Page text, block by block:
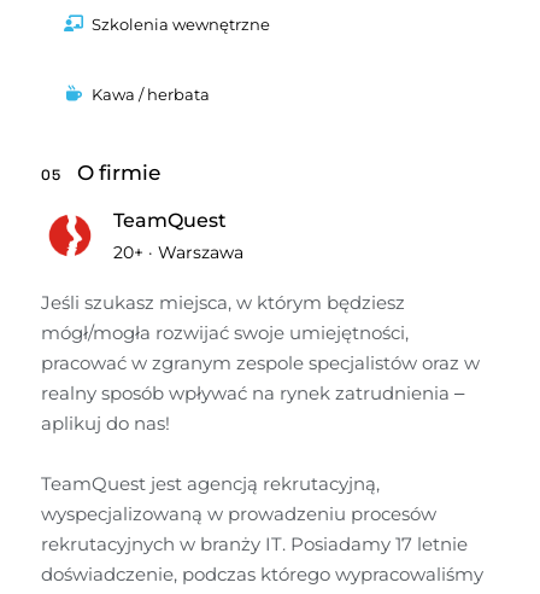
Szkolenia wewnętrzne
Kawa / herbata
05 O firmie
TeamQuest
20+ ·Warszawa
Jeśli szukasz miejsca, w którym będziesz
mógł/mogła rozwijać swoje umiejętności,
pracować w zgranym zespole specjalistów oraz w
realny sposób wpływać na rynek zatrudnienia –
aplikuj do nas!
TeamQuest jest agencją rekrutacyjną,
wyspecjalizowaną w prowadzeniu procesów
rekrutacyjnych w branży IT. Posiadamy 17 letnie
doświadczenie, podczas którego wypracowaliśmy